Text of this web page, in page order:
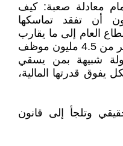
معادلة صعبة: كيف
أن تفقد تماسكها
العام إلى ما يقارب
90% من الموازنة، ومع وجود أكثر من 4.5 مليون موظف
شبيهة بمن يسقي
يفوق قدرتها المالية،
وتلجأ إلى قانون